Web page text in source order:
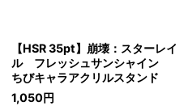
【HSR 35pt】崩壊：スターレイ
ル フレッシュサンシャイン
ちびキャラアクリルスタンド
1,050円